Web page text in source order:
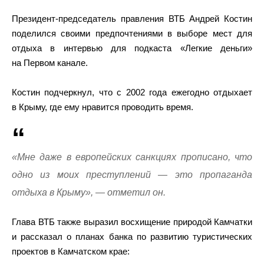
Президент-председатель правления ВТБ Андрей Костин
поделился своими предпочтениями в выборе мест для
отдыха в интервью для подкаста «Легкие деньги»
на Первом канале.
Костин подчеркнул, что с 2002 года ежегодно отдыхает
в Крыму, где ему нравится проводить время.
«Мне даже в европейских санкциях прописано, что
одно из моих преступлений — это пропаганда
отдыха в Крыму», — отметил он.
Глава ВТБ также выразил восхищение природой Камчатки
и рассказал о планах банка по развитию туристических
проектов в Камчатском крае: